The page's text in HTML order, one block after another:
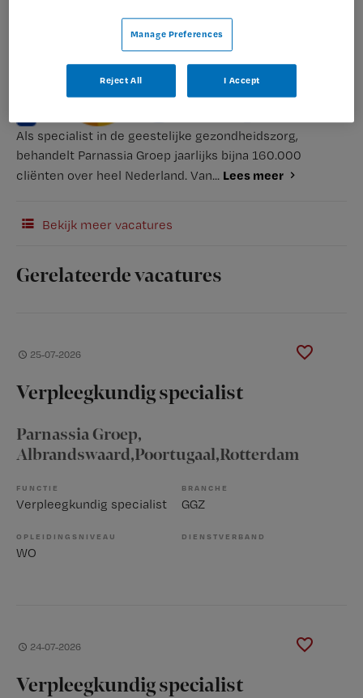
Als specialist in de geestelijke gezondheidszorg,
behandelt Parnassia Groep jaarlijks bijna 160.000
cliënten over heel Nederland. Van... Lees meer
Bekijk meer vacatures
Gerelateerde vacatures
25-07-2026
Verpleegkundig specialist
Parnassia Groep,
Albrandswaard,Poortugaal,Rotterdam
FUNCTIE
Verpleegkundig specialist
BRANCHE
GGZ
OPLEIDINGSNIVEAU
WO
DIENSTVERBAND
24-07-2026
Verpleegkundig specialist
Manage Preferences
Reject All I Accept